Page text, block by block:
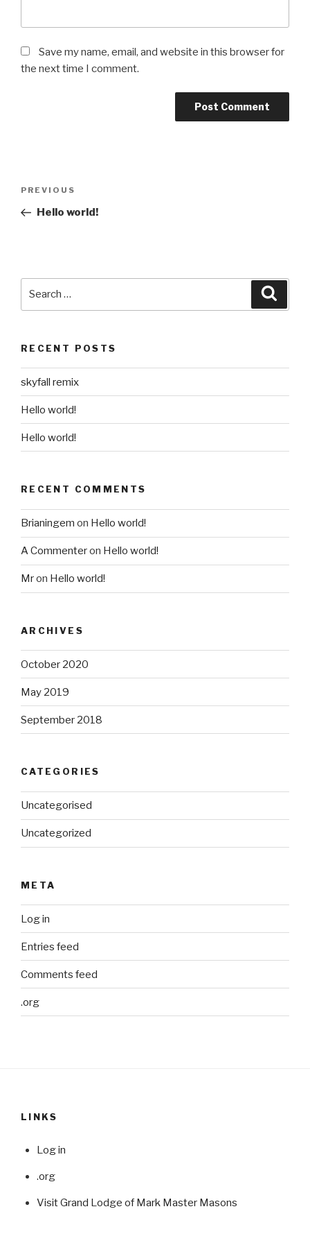
Save my name, email, and website in this browser for
the next time I comment.
Previous
Post
PREVIOUS
Hello world!
RECENT POSTS
skyfall remix
Hello world!
Hello world!
RECENT COMMENTS
Brianingem on Hello world!
A Commenteron Hello world!
Mron Hello world!
ARCHIVES
October 2020
May 2019
September 2018
CATEGORIES
Uncategorised
Uncategorized
META
Log in
Entries feed
Comments feed
.org
LINKS
Log in
.org
Visit Grand Lodge of Mark Master Masons